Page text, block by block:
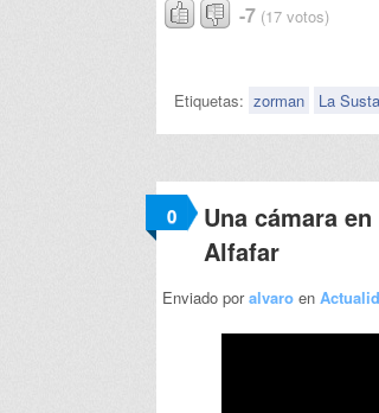
-7 (17 votos)
Etiquetas: zorman La
0
Una cámara
Alfafar
Enviado poralvaro en